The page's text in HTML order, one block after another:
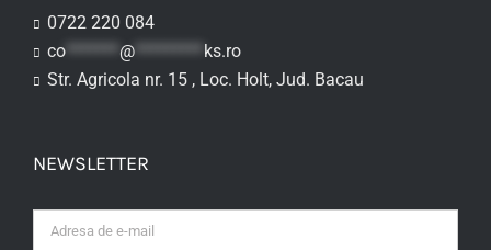
0722 220 084
co ******* @ ********* ks.ro
Str. Agricola nr. 15 , Loc. Holt, Jud. Bacau
NEWSLETTER